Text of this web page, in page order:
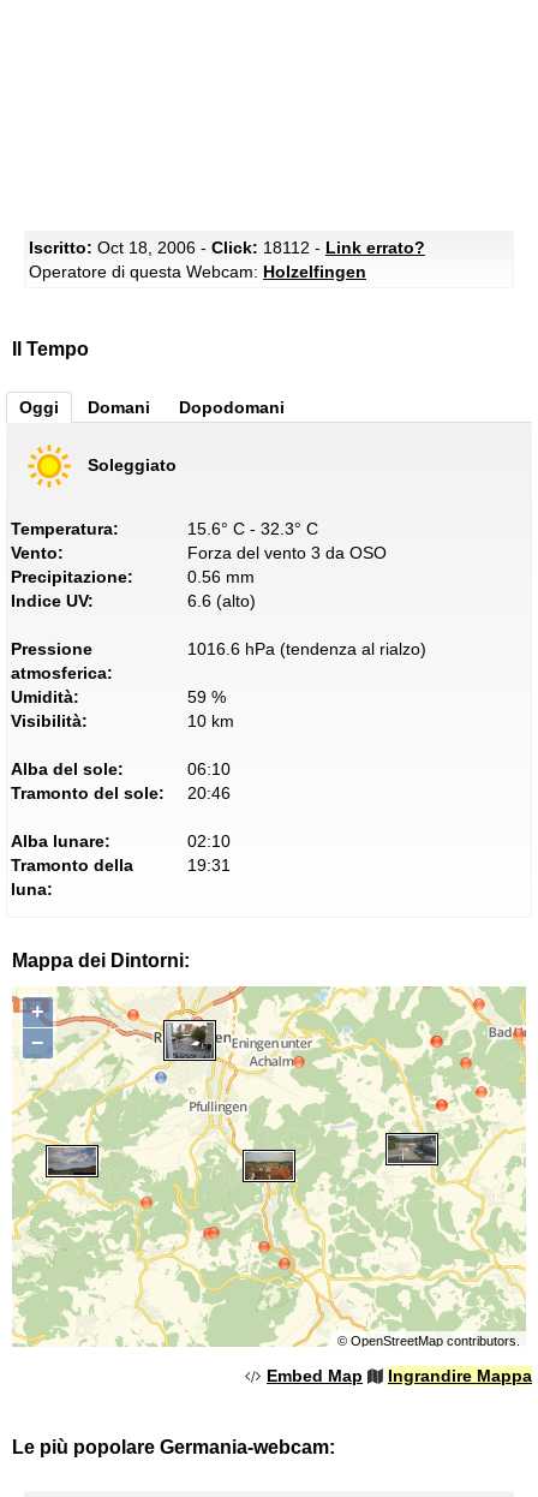
Iscritto: Oct 18, 2006 - Click: 18112 - Link errato?
Operatore di questa Webcam: Holzelfingen
Il Tempo
Oggi Domani Dopodomani
Soleggiato
Temperatura:
15.6° C - 32.3° C
Vento:
Forza del vento 3 da OSO
Precipitazione:
0.56 mm
Indice UV:
6.6 (alto)
Pressione
atmosferica:
1016.6 hPa (tendenza al rialzo)
Umidità:
59 %
Visibilità:
10 km
Alba del sole:
06:10
Tramonto del sole:
20:46
Alba lunare:
02:10
Tramonto della
luna:
19:31
Mappa dei Dintorni:
+
−
© OpenStreetMapcontributors.
Embed Map Ingrandire Mappa
Le più popolare Germania-webcam: